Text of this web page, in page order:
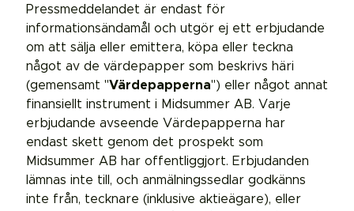
Pressmeddelandet är endast för
informationsändamål och utgör ej ett erbjudande
om att sälja eller emittera, köpa eller teckna
något av de värdepapper som beskrivs häri
(gemensamt "Värdepapperna") eller något annat
finansiellt instrument i Midsummer AB. Varje
erbjudande avseende Värdepapperna har
endast skett genom det prospekt som
Midsummer AB har offentliggjort. Erbjudanden
lämnas inte till, och anmälningssedlar godkänns
inte från, tecknare (inklusive aktieägare), eller